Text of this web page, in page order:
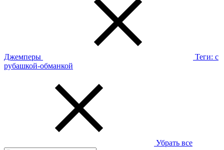
Джемперы Теги: с
рубашкой-обманкой
Убрать все